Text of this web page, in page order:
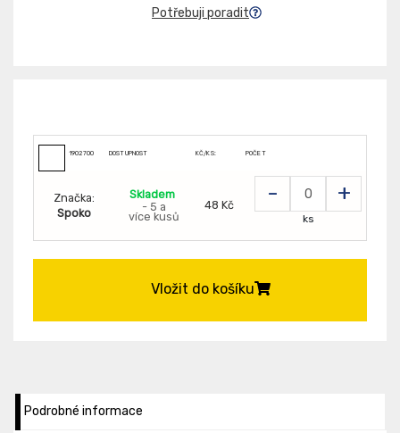
Potřebuji poradit
1902700 DOSTUPNOST KČ/KS: POČET
Značka:
Spoko
Skladem
- 5 a
více kusů
48 Kč - +
ks
Vložit do košíku
Podrobné informace